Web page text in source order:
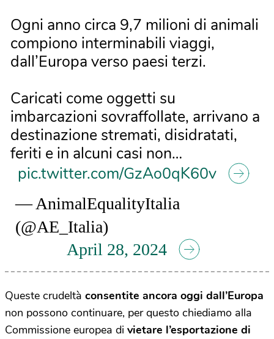
Ogni anno circa 9,7 milioni di animali
compiono interminabili viaggi,
dall’Europa verso paesi terzi.
Caricati come oggetti su
imbarcazioni sovraffollate, arrivano a
destinazione stremati, disidratati,
feriti e in alcuni casi non…
pic.twitter.com/GzAo0qK60v
— AnimalEqualityItalia
(@AE_Italia)
April 28, 2024
Queste crudeltà consentite ancora oggi dall’Europa
non possono continuare, per questo chiediamo alla
Commissione europea di vietare l’esportazione di